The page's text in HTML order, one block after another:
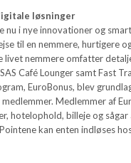
løsninger
nu i nye innovationer og
til en nemmere, hurtigere
livet nemmere omfatter
Café Lounger samt Fast
EuroBonus, blev
Medlemmer af
hotelophold, billeje og sågar
kan enten indløses